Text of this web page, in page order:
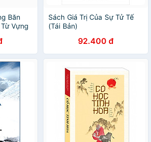
Băn
Vựng
Sách Giá Trị Của Sự Tử Tế
(Tái Bản)
92.400 đ